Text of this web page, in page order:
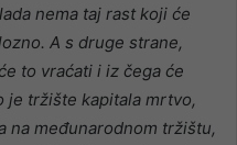
nema taj rast koji će
A s druge strane,
to vraćati i iz čega će
je tržište kapitala mrtvo,
na međunarodnom tržištu,